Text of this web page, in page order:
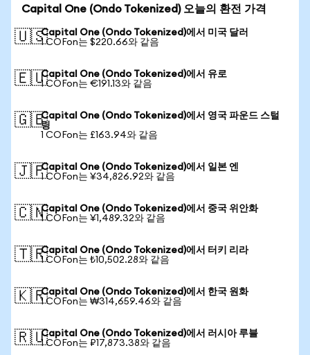
Capital One (Ondo Tokenized) 오늘의 환전 가격
🇺🇸Capital One (Ondo Tokenized)에서 미국 달러
1 COFon는 $220.66와 같음
🇪🇺Capital One (Ondo Tokenized)에서 유로
1 COFon는 €191.13와 같음
🇬🇧Capital One (Ondo Tokenized)에서 영국 파운드 스털
링
1 COFon는 £163.94와 같음
🇯🇵Capital One (Ondo Tokenized)에서 일본 엔
1 COFon는 ¥34,826.92와 같음
🇨🇳Capital One (Ondo Tokenized)에서 중국 위안화
1 COFon는 ¥1,489.32와 같음
🇹🇷Capital One (Ondo Tokenized)에서 터키 리라
1 COFon는 ₺10,502.28와 같음
🇰🇷Capital One (Ondo Tokenized)에서 한국 원화
1 COFon는 ₩314,659.46와 같음
🇷🇺Capital One (Ondo Tokenized)에서 러시아 루블
1 COFon는 ₽17,873.38와 같음